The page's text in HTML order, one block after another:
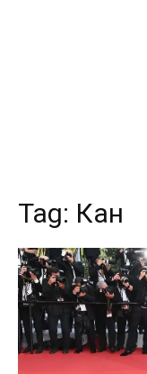
Tag: Кан